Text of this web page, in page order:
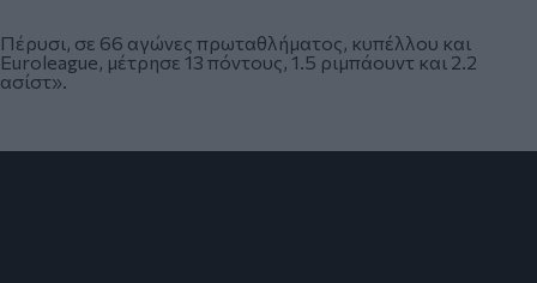
Πέρυσι, σε 66 αγώνες πρωταθλήματος, κυπέλλου και
Euroleague, μέτρησε 13 πόντους, 1.5 ριμπάουντ και 2.2
ασίστ».